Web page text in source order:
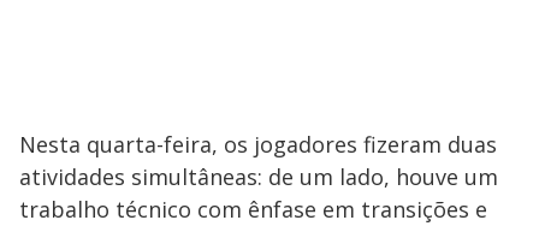
Nesta quarta-feira, os jogadores fizeram duas
atividades simultâneas: de um lado, houve um
trabalho técnico com ênfase em transições e